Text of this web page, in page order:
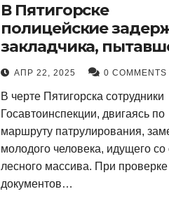
В Пятигорске
полицейские
закладчика,
сбыть партию
синтетического
наркотика
АПР 22, 2025 0 COMMENTS
В черте Пятигорска сотрудники
Госавтоинспекции, двигаясь по
маршруту патрулирования,
молодого человека, идущего со
лесного массива. При проверке
документов…